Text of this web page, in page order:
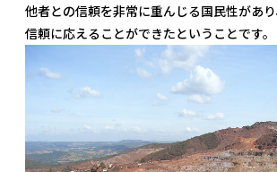
他者との信頼を非常に重んじる国民性があ
信頼に応えることができたということです。